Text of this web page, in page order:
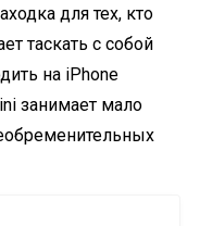
для тех, кто
таскать с собой
на iPhone
занимает мало